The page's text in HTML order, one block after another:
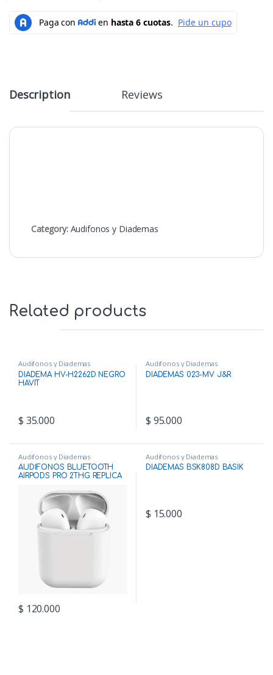
Description Reviews
Category: Audifonos y Diademas
Related products
Audifonos y Diademas
DIADEMA HV-H2262D NEGRO
HAVIT
$ 35.000
Audifonos y Diademas
DIADEMAS 023-MV J&R
$ 95.000
Audifonos y Diademas
AUDIFONOS BLUETOOTH
AIRPODS PRO 2THG REPLICA
$ 120.000
Audifonos y Diademas
DIADEMAS BSK808D BASIK
$ 15.000